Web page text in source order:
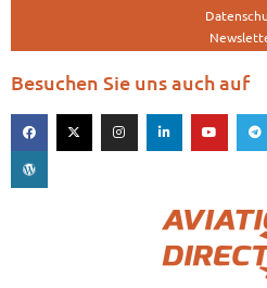
Besuchen Sie uns auch auf